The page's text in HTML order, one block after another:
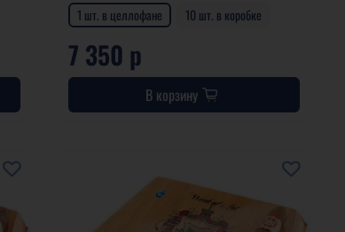
1 шт. в целлофане 10 шт. в коробке
7 350 р
В корзину